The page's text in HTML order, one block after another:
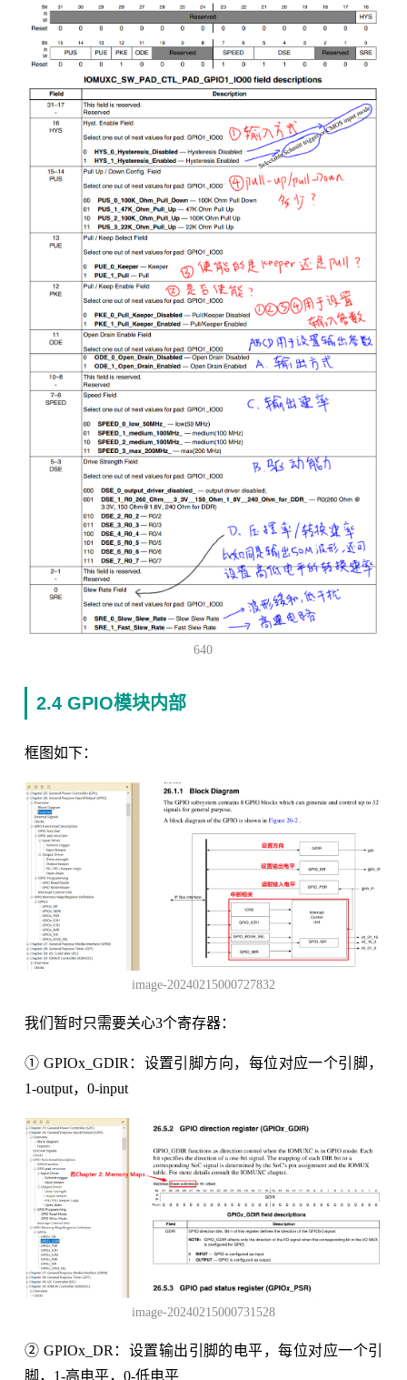
640
2.4 GPIO模块内部
框图如下：
image-20240215000727832
我们暂时只需要关心3个寄存器：
① GPIOx_GDIR：设置引脚方向，每位对应一个引脚，
1-output，0-input
image-20240215000731528
② GPIOx_DR：设置输出引脚的电平，每位对应一个引
脚，1-高电平，0-低电平